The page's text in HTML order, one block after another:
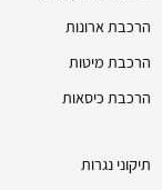
הרכבת ארונות
הרכבת מיטות
הרכבת כיסאות
תיקוני נגרות